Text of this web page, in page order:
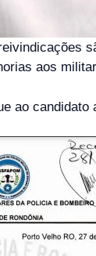
aos
ao candidato